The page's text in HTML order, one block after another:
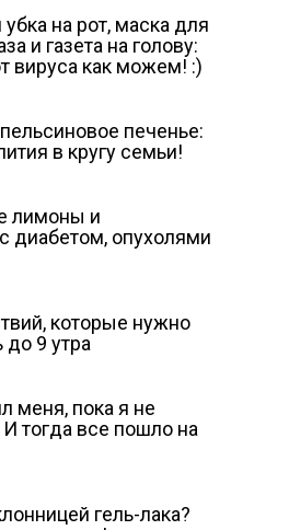
на рот, маска для
и газета на голову:
вируса как можем! :)
печенье:
в кругу семьи!
лимоны и
диабетом, опухолями
которые нужно
до 9 утра
меня, пока я не
тогда все пошло на
гель-лака?